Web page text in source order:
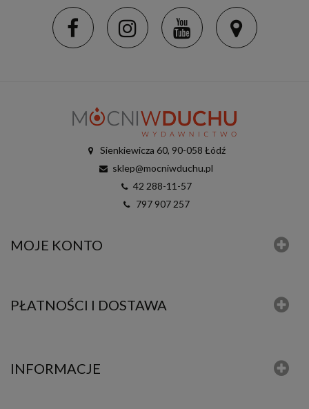
Sienkiewicza 60, 90-058 Łódź
sklep@mocniwduchu.pl
42 288-11-57
797 907 257
MOJE KONTO
PŁATNOŚCI I DOSTAWA
INFORMACJE